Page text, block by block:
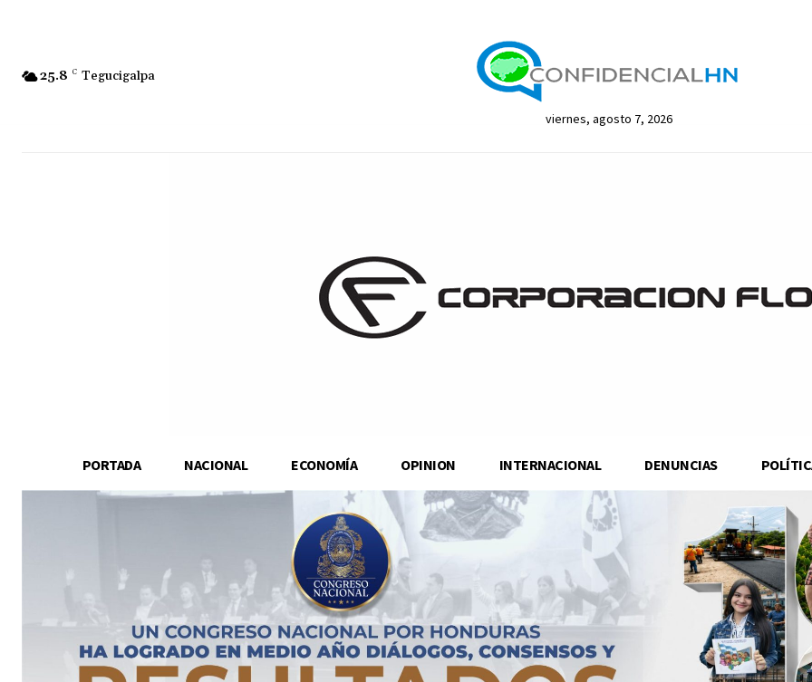
25.8 C Tegucigalpa
viernes, agosto 7, 2026
PORTADA NACIONAL ECONOMÍA OPINION INTERNACIONAL DENUNCIAS